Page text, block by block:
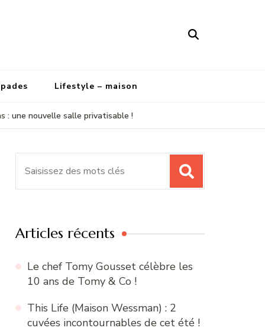
Lifestyle – maison
: une nouvelle salle privatisable !
Articles récents
Le chef Tomy Gousset célèbre les
10 ans de Tomy & Co !
This Life (Maison Wessman) : 2
cuvées incontournables de cet été !